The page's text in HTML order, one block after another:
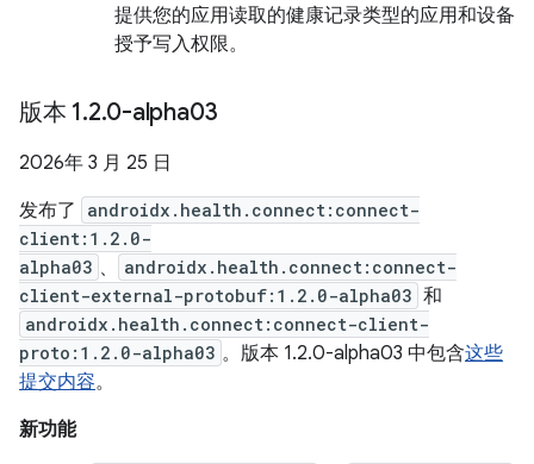
提供您的应用读取的健康记录类型的应用和设备
授予写入权限。
版本 1.2.0-alpha03
2026年 3 月 25 日
发布了
androidx.health.connect:connect-
client:1.2.0-
alpha03 、
androidx.health.connect:connect-
client-external-protobuf:1.2.0-alpha03 和
androidx.health.connect:connect-client-
proto:1.2.0-alpha03 。版本 1.2.0-alpha03 中包含这些
提交内容。
新功能